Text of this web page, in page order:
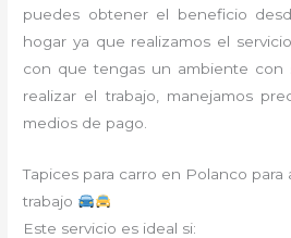
puedes obtener el beneficio
hogar ya que realizamos el
con que tengas un ambiente con
realizar el trabajo, manejamos
medios de pago.
Tapices para carro en Polanco
trabajo
Este servicio es ideal si: